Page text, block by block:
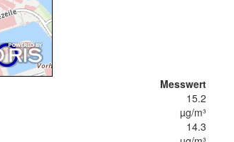
Messwert
15.2
µg/m³
14.3